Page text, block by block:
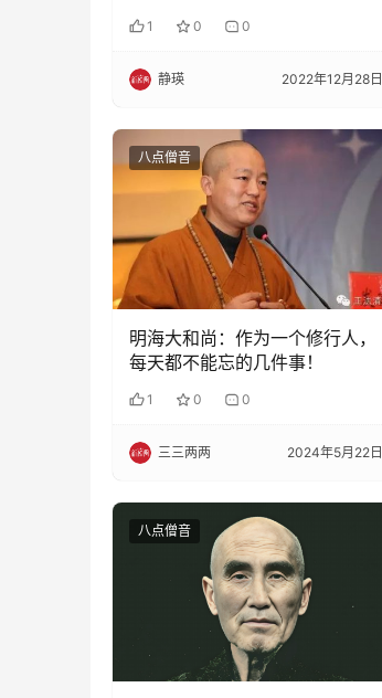
1 0 0
静瑛 2022年12月28日
八点僧音
明海大和尚：作为一个修行人，
每天都不能忘的几件事！
1 0 0
三三两两 2024年5月22日
八点僧音